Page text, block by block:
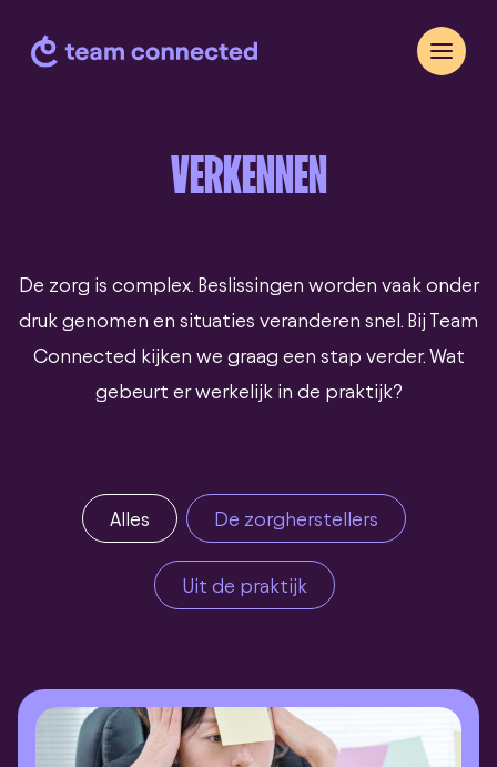
VERKENNEN
De zorg is complex. Beslissingen worden vaak onder
druk genomen en situaties veranderen snel. Bij Team
Connected kijken we graag een stap verder. Wat
gebeurt er werkelijk in de praktijk?
Alles De zorgherstellers
Uit de praktijk